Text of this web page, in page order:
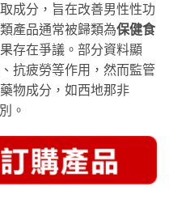
成分，旨在改善男性性功
產品通常被歸類為保健食
存在爭議。部分資料顯
抗疲勞等作用，然而監管
物成分，如西地那非
。